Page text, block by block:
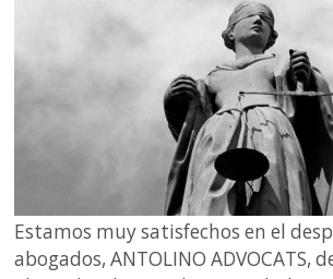
Estamos muy satisfechos en el
abogados, ANTOLINO ADVOCATS,